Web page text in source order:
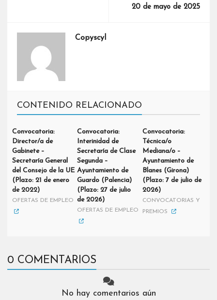
20 de mayo de 2025
Copyscyl
CONTENIDO RELACIONADO
Convocatoria:
Director/a de
Gabinete –
Secretaría General
del Consejo de la UE
(Plazo: 21 de enero
de 2022)
OFERTAS DE EMPLEO
Convocatoria:
Interinidad de
Secretaría de Clase
Segunda –
Ayuntamiento de
Guardo (Palencia)
(Plazo: 27 de julio
de 2026)
OFERTAS DE EMPLEO
Convocatoria:
Técnica/o
Mediana/o –
Ayuntamiento de
Blanes (Girona)
(Plazo: 7 de julio de
2026)
CONVOCATORIAS Y
PREMIOS
0 COMENTARIOS
No hay comentarios aún